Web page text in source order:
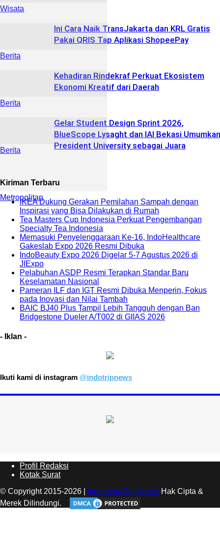
Wisata
Berita
Berita
Ini Cara Naik TransJakarta dan KRL Gratis
Pakai QRIS Tap Aplikasi ShopeePay
Berita
Kehadiran Rindekraf Perkuat Ekosistem
Ekonomi Kreatif dari Daerah
Metropolitan
Gelar Student Design Sprint 2026,
BlueScope Lysaght dan IAI Bekasi Umumkan
President University sebagai Juara
Kiriman Terbaru
IKEA Dukung Gerakan Pemilahan Sampah dengan
Inspirasi yang Bisa Dilakukan di Rumah
Tea Masters Cup Indonesia Perkuat Pengembangan
Specialty Tea Indonesia
Memasuki Penyelenggaraan Ke-16, IndoHealthcare
Gakeslab Expo 2026 Resmi Dibuka
IndoBeauty Expo 2026 Digelar 5-7 Agustus 2026 di
JIExpo
Pelabuhan ASDP Resmi Terapkan Standar Baru
Keselamatan Nasional
Pameran ILF dan IGT Resmi Dibuka Menperin, Fokus
pada Inovasi dan Nilai Tambah
BAIC BJ40 Plus Tampil Lebih Tangguh dengan Ban
Bridgestone Dueler A/T002 di GIIAS 2026
- Iklan -
Ikuti kami di instagram @indotripnews
Profil Redaksi
Kotak Surat
© Copyright 2015-2026 |
Indonesia Trip News Hak Cipta &
Merek Dilindungi.